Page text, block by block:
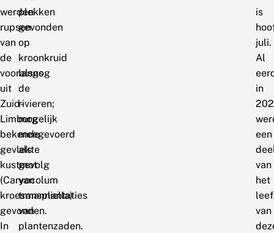
werden
rupsen
van
de
vooralsnog
uit
Zuid-
Limburg
bekende
gevlekte
kustmot
(Caryocolum
kroesmanniella)
gevonden.
In
plekken
gevonden
op
kroonkruid
langs
de
rivieren;
mogelijk
meegevoerd
als
gevolg
van
transplantaties
van
plantenzaden.
is
juli.
Al
in
een
van
het
van